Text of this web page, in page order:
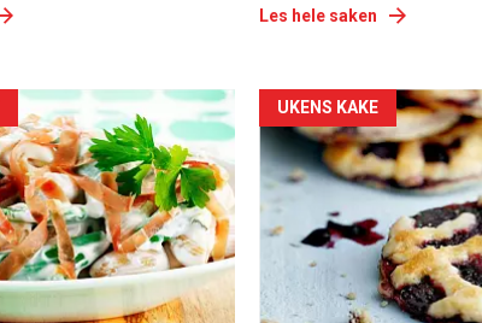
Les hele saken
Forsiden
akkurat
nå
UKENS KAKE